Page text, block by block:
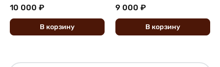
10 000 ₽
В корзину
9 000 ₽
В корзину